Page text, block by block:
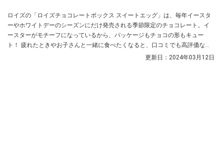
ロイズの「ロイズチョコレートボックス スイートエッグ」は、毎年イースタ
ーやホワイトデーのシーズンにだけ発売される季節限定のチョコレート。イ
ースターがモチーフになっているから、パッケージもチョコの形もキュー
ト！ 疲れたときやお子さんと一緒に食べたくなると、口コミでも高評価なの
で、ギフトにもピッタリ。ホワイトデーやイースターのお菓子をお探しの方
更新日： 2024年03月12日